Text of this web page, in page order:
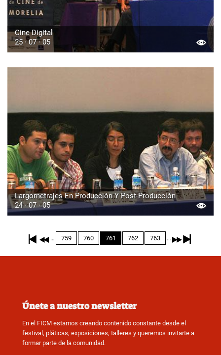
Cine Digital
25 · 07 · 05
Largometrajes En Producción Y Post-Producción
24 · 07 · 05
Paginación … Page
759 Page
760
Página
actual
761 Page
762 Page
763 …
Únete a nuestro newsletter
En el FICM estamos creando contenido constante desde el
festival, pláticas, exposiciones, talleres y queremos invitarte a
formar parte de la comunidad.